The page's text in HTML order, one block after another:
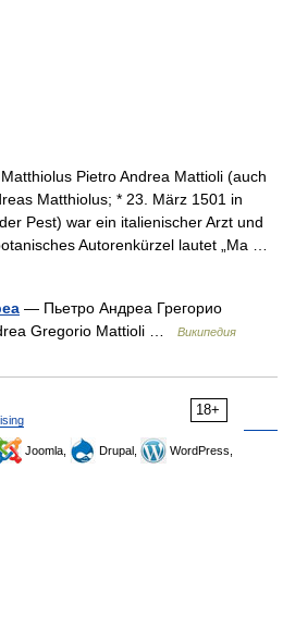
Pietro Andrea Mattioli (auch
Matthiolus; * 23. März 1501 in
Pest) war ein italienischer Arzt und
Autorenkürzel lautet „Ma …
— Пьетро Андреа Грегорио
Gregorio Mattioli …
Википедия
18+
Joomla, Drupal,
WordPress,